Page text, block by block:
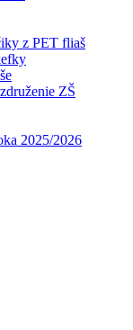
z PET fliaš
ZŠ
2025/2026